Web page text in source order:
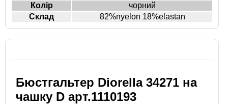
Колір
чорний
Склад
82%nyelon 18%elastan
Бюстгальтер Diorella 34271 на
чашку D арт.1110193